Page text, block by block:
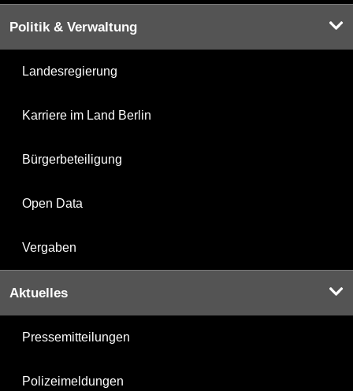
Politik & Verwaltung
Landesregierung
Karriere im Land Berlin
Bürgerbeteiligung
Open Data
Vergaben
Aktuelles
Pressemitteilungen
Polizeimeldungen